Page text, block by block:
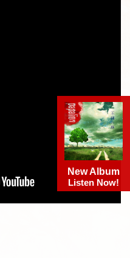
New Album
Listen Now!